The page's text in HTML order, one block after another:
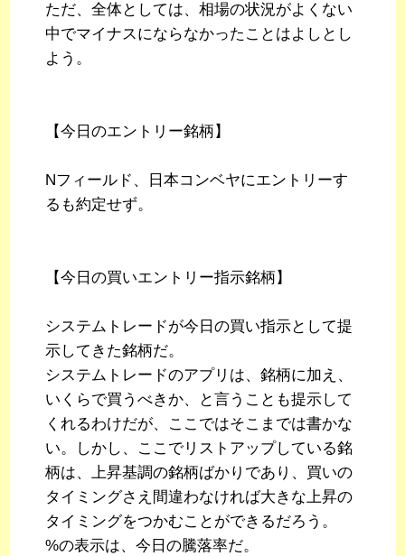
ただ、全体としては、相場の状況がよくない
中でマイナスにならなかったことはよしとし
よう。
【今日のエントリー銘柄】
Nフィールド、日本コンベヤにエントリーす
るも約定せず。
【今日の買いエントリー指示銘柄】
システムトレードが今日の買い指示として提
示してきた銘柄だ。
システムトレードのアプリは、銘柄に加え、
いくらで買うべきか、と言うことも提示して
くれるわけだが、ここではそこまでは書かな
い。しかし、ここでリストアップしている銘
柄は、上昇基調の銘柄ばかりであり、買いの
タイミングさえ間違わなければ大きな上昇の
タイミングをつかむことができるだろう。
%の表示は、今日の騰落率だ。